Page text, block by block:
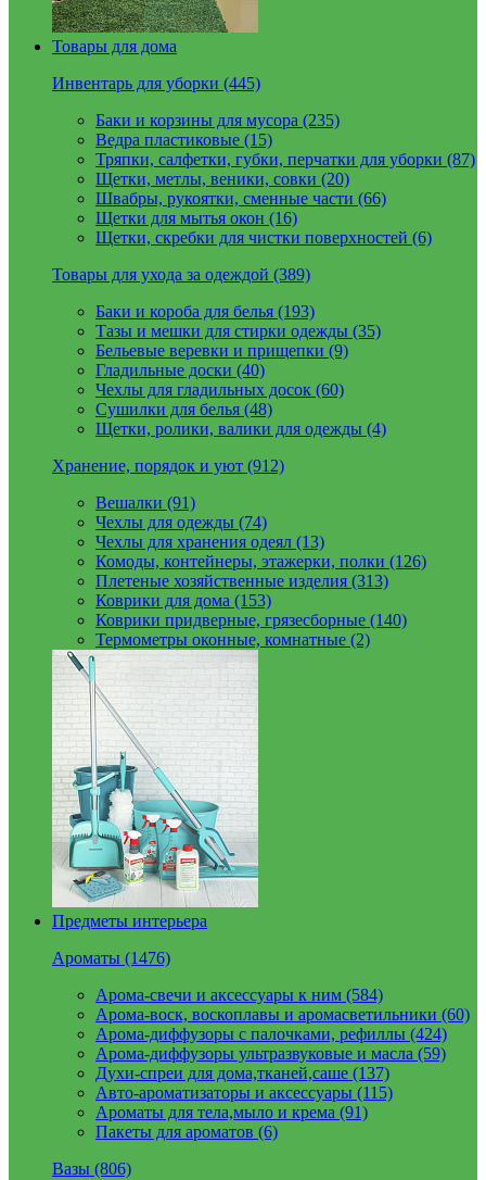
Товары для дома
Инвентарь для уборки (445)
Баки и корзины для мусора (235)
Ведра пластиковые (15)
Тряпки, салфетки, губки, перчатки для уборки (87)
Щетки, метлы, веники, совки (20)
Швабры, рукоятки, сменные части (66)
Щетки для мытья окон (16)
Щетки, скребки для чистки поверхностей (6)
Товары для ухода за одеждой (389)
Баки и короба для белья (193)
Тазы и мешки для стирки одежды (35)
Бельевые веревки и прищепки (9)
Гладильные доски (40)
Чехлы для гладильных досок (60)
Сушилки для белья (48)
Щетки, ролики, валики для одежды (4)
Хранение, порядок и уют (912)
Вешалки (91)
Чехлы для одежды (74)
Чехлы для хранения одеял (13)
Комоды, контейнеры, этажерки, полки (126)
Плетеные хозяйственные изделия (313)
Коврики для дома (153)
Коврики придверные, грязесборные (140)
Термометры оконные, комнатные (2)
Предметы интерьера
Ароматы (1476)
Арома-свечи и аксессуары к ним (584)
Арома-воск, воскоплавы и аромасветильники (60)
Арома-диффузоры с палочками, рефиллы (424)
Арома-диффузоры ультразвуковые и масла (59)
Духи-спреи для дома,тканей,саше (137)
Авто-ароматизаторы и аксессуары (115)
Ароматы для тела,мыло и крема (91)
Пакеты для ароматов (6)
Вазы (806)